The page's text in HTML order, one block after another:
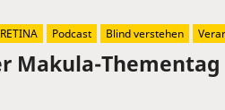
Makula-
Podcast Blind verstehen